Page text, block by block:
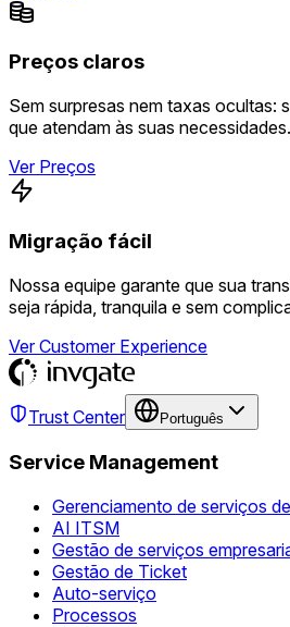
Preços claros
Sem surpresas nem taxas ocultas:
que atendam às suas necessidades.
Ver Preços
Migração fácil
Nossa equipe garante que sua
seja rápida, tranquila e sem
Ver Customer Experience
Trust Center Português
Service Management
Gerenciamento de serviços
AI ITSM
Gestão de serviços
Gestão de Ticket
Auto-serviço
Processos